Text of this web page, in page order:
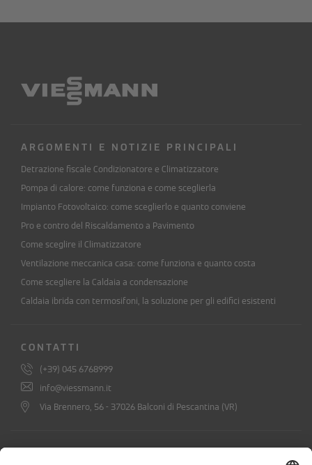
ARGOMENTI E NOTIZIE PRINCIPALI
Detrazione fiscale Condizionatore e Climatizzatore
Pompa di calore: come funziona e come sceglierla
Impianto Fotovoltaico: come sceglierlo e quanto conviene
Pro e contro del Riscaldamento a Pavimento
Come sceglire il Climatizzatore
Ventilazione meccanica casa: come funziona e quanto costa
Come scegliere la Caldaia a condensazione
Caldaia ibrida con termosifoni, la soluzione per gli edifici esistenti
CONTATTI
(+39) 045 6768999
info@viessmann.it
Via Brennero, 56 - 37026 Balconi di Pescantina (VR)